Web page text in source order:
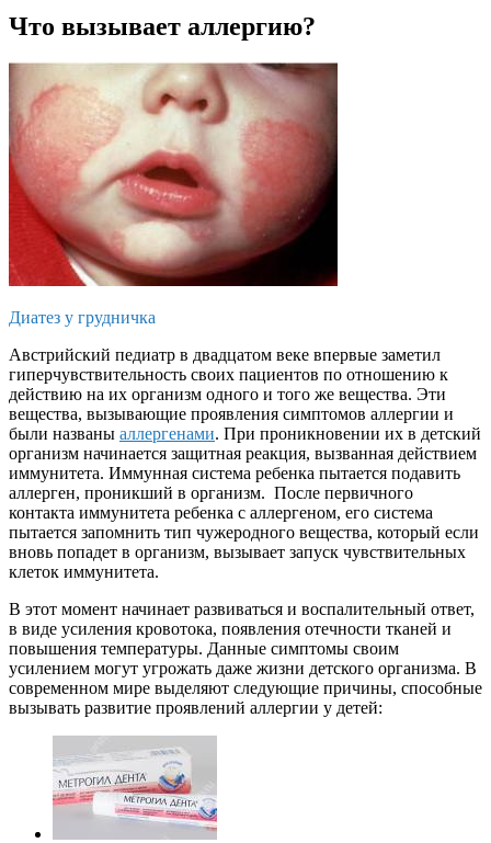
Что вызывает аллергию?
Диатез у грудничка
Австрийский педиатр в двадцатом веке впервые заметил
гиперчувствительность своих пациентов по отношению к
действию на их организм одного и того же вещества. Эти
вещества, вызывающие проявления симптомов аллергии и
были названы аллергенами. При проникновении их в детский
организм начинается защитная реакция, вызванная действием
иммунитета. Иммунная система ребенка пытается подавить
аллерген, проникший в организм. После первичного
контакта иммунитета ребенка с аллергеном, его система
пытается запомнить тип чужеродного вещества, который если
вновь попадет в организм, вызывает запуск чувствительных
клеток иммунитета.
В этот момент начинает развиваться и воспалительный ответ,
в виде усиления кровотока, появления отечности тканей и
повышения температуры. Данные симптомы своим
усилением могут угрожать даже жизни детского организма. В
современном мире выделяют следующие причины, способные
вызывать развитие проявлений аллергии у детей: